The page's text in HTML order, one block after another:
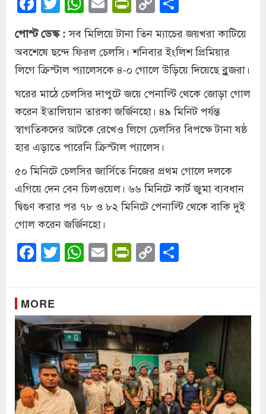
Link
পোস্ট ডেস্ক :সব মিলিয়ে টানা তিন ম্যাচের জয়খরা কাটিয়ে
অবশেষে ছন্দে ফিরল চেলসি। শনিবার ইংলিশ প্রিমিয়ার
লিগে ক্রিস্টাল প্যালেসকে ৪-০ গোলে উড়িয়ে দিয়েছে ব্লুজরা।
ঘরের মাঠে চেলসির দাপুটে জয়ে পেনাল্টি থেকে জোড়া গোল
করেন ইতালিয়ান তারকা জর্জিনহো। ৪৯ মিনিট পর্যন্ত
স্বাগতিকদের আটকে রেখেও লিগে চেলসির বিপক্ষে টানা ষষ্ঠ
হার এড়াতে পারেনি ক্রিস্টাল প্যালেস।
৫০ মিনিটে চেলসির জার্সিতে নিজের প্রথম গোলে দলকে
এগিয়ে দেন বেন চিলওয়েল। ৬৬ মিনিটে কার্ট জুমা ব্যবধান
দ্বিগুণ করার পর ৭৮ ও ৮২ মিনিটে পেনাল্টি থেকে বাকি দুই
গোল করেন জর্জিনহো।
Facebook
Twitter
WhatsApp
EmailPrintFriendly
Copy
Link
MORE